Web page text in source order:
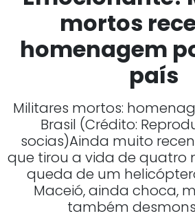
mortos
homenagem
país
Militares mortos:
Brasil (Crédito:
socias)Ainda muito
que tirou a vida de quatro
queda de um
Maceió, ainda choca,
também